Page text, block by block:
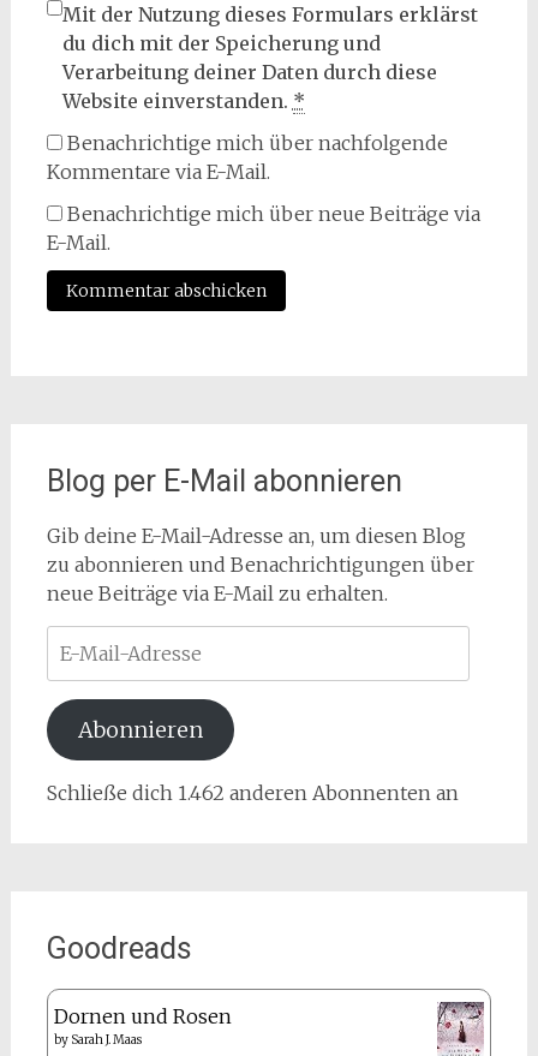
Mit der Nutzung dieses Formulars erklärst
du dich mit der Speicherung und
Verarbeitung deiner Daten durch diese
Website einverstanden. *
Benachrichtige mich über nachfolgende
Kommentare via E-Mail.
Benachrichtige mich über neue Beiträge via
E-Mail.
Blog per E-Mail abonnieren
Gib deine E-Mail-Adresse an, um diesen Blog
zu abonnieren und Benachrichtigungen über
neue Beiträge via E-Mail zu erhalten.
Mail-
Adresse
Abonnieren
Schließe dich 1.462 anderen Abonnenten an
Goodreads
Dornen und Rosen
by Sarah J. Maas